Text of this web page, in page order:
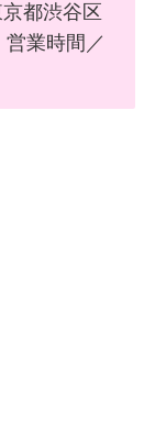
都渋谷区
業時間／